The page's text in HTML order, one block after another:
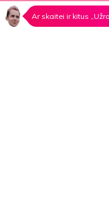
Ar skaitei ir kitus